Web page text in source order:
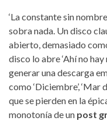
‘La constante sin
sobra nada. Un disco
abierto, demasiado
disco lo abre ‘Ahí no hay
generar una descarga
como ‘Diciembre’, ‘Mar
que se pierden en la
monotonía de un post